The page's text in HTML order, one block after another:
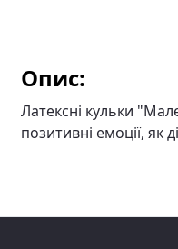
Опис:
Латексні кульки
позитивні емоції, як